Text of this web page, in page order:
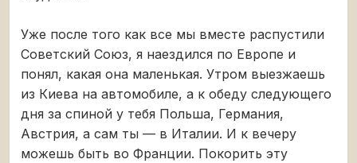
Уже после того как все мы вместе распустили
Советский Союз, я наездился по Европе и
понял, какая она маленькая. Утром выезжаешь
из Киева на автомобиле, а к обеду следующего
дня за спиной у тебя Польша, Германия,
Австрия, а сам ты — в Италии. И к вечеру
можешь быть во Франции. Покорить эту